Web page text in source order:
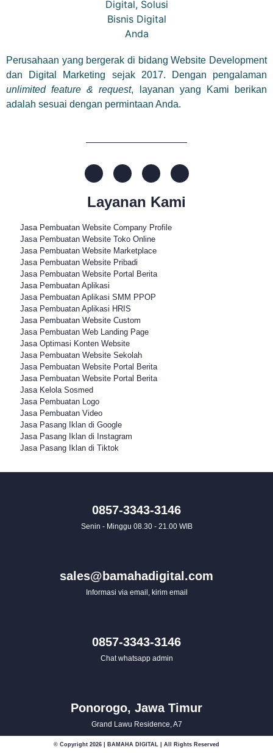
Perusahaan yang bergerak di bidang Website Development
dan Digital Marketing sejak 2017. Dengan pengalaman
unlimited feature & request, layanan yang Kami berikan
adalah sesuai dengan permintaan Anda.
Layanan Kami
Jasa Pembuatan Website Company Profile
Jasa Pembuatan Website Toko Online
Jasa Pembuatan Website Marketplace
Jasa Pembuatan Website Pribadi
Jasa Pembuatan Website Portal Berita
Jasa Pembuatan Aplikasi
Jasa Pembuatan Aplikasi SMM PPOP
Jasa Pembuatan Aplikasi HRIS
Jasa Pembuatan Website Custom
Jasa Pembuatan Web Landing Page
Jasa Optimasi Konten Website
Jasa Pembuatan Website Sekolah
Jasa Pembuatan Website Portal Berita
Jasa Pembuatan Website Portal Berita
Jasa Kelola Sosmed
Jasa Pembuatan Logo
Jasa Pembuatan Video
Jasa Pasang Iklan di Google
Jasa Pasang Iklan di Instagram
Jasa Pasang Iklan di Tiktok
0857-3343-3146
Senin - Minggu 08.30 - 21.00 WIB
sales@bamahadigital.com
Informasi via email, kirim email
0857-3343-3146
Chat whatsapp admin
Ponorogo, Jawa Timur
Grand Lawu Residence, A7
© Copyright 2026 | BAMAHA DIGITAL | All Rights Reserved